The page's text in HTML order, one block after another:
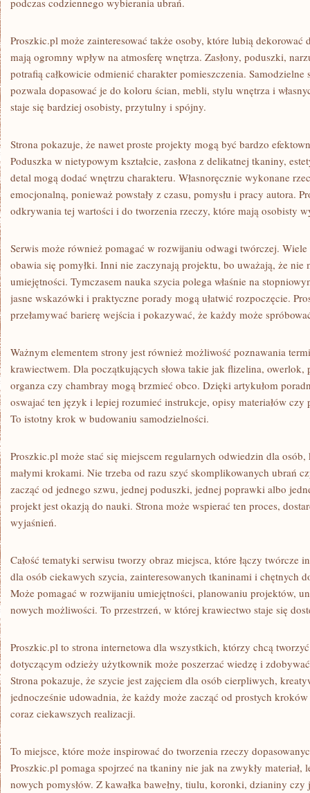
podczas codziennego wybierania ubrań.
Proszkic.pl może zainteresować także osoby, które lubią dekorować
mają ogromny wpływ na atmosferę wnętrza. Zasłony, poduszki,
potrafią całkowicie odmienić charakter pomieszczenia.
pozwala dopasować je do koloru ścian, mebli, stylu wnętrza i
staje się bardziej osobisty, przytulny i spójny.
Strona pokazuje, że nawet proste projekty mogą być bardzo
Poduszka w nietypowym kształcie, zasłona z delikatnej tkaniny,
detal mogą dodać wnętrzu charakteru. Własnoręcznie wykonane
emocjonalną, ponieważ powstały z czasu, pomysłu i pracy autora.
odkrywania tej wartości i do tworzenia rzeczy, które mają osobisty
Serwis może również pomagać w rozwijaniu odwagi twórczej. Wiele
obawia się pomyłki. Inni nie zaczynają projektu, bo uważają, że nie
umiejętności. Tymczasem nauka szycia polega właśnie na
jasne wskazówki i praktyczne porady mogą ułatwić rozpoczęcie.
przełamywać barierę wejścia i pokazywać, że każdy może
Ważnym elementem strony jest również możliwość poznawania
krawiectwem. Dla początkujących słowa takie jak flizelina,
organza czy chambray mogą brzmieć obco. Dzięki artykułom
oswajać ten język i lepiej rozumieć instrukcje, opisy materiałów
To istotny krok w budowaniu samodzielności.
Proszkic.pl może stać się miejscem regularnych odwiedzin dla
małymi krokami. Nie trzeba od razu szyć skomplikowanych ubrań
zacząć od jednego szwu, jednej poduszki, jednej poprawki albo
projekt jest okazją do nauki. Strona może wspierać ten proces,
wyjaśnień.
Całość tematyki serwisu tworzy obraz miejsca, które łączy twórcze
dla osób ciekawych szycia, zainteresowanych tkaninami i chętnych
Może pomagać w rozwijaniu umiejętności, planowaniu projektów,
nowych możliwości. To przestrzeń, w której krawiectwo staje się
Proszkic.pl to strona internetowa dla wszystkich, którzy chcą
dotyczącym odzieży użytkownik może poszerzać wiedzę i
Strona pokazuje, że szycie jest zajęciem dla osób cierpliwych,
jednocześnie udowadnia, że każdy może zacząć od prostych
coraz ciekawszych realizacji.
To miejsce, które może inspirować do tworzenia rzeczy
Proszkic.pl pomaga spojrzeć na tkaniny nie jak na zwykły
nowych pomysłów. Z kawałka bawełny, tiulu, koronki, dzianiny czy